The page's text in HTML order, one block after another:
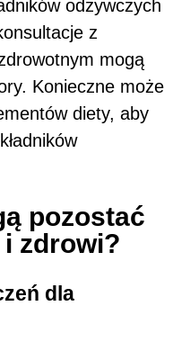
odżywczych
z
mogą
Konieczne może
diety, aby
pozostać
zdrowi?
dla